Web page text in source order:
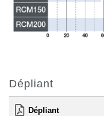
Dépliant
Dépliant